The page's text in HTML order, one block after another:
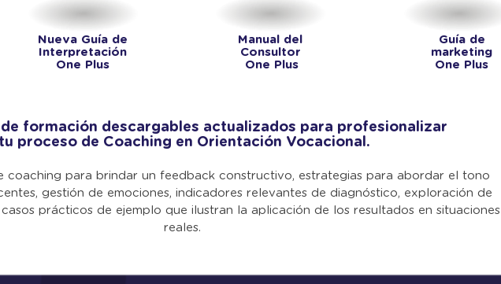
Nueva Guía de
Interpretación
One Plus
Manual del
Consultor
One Plus
Guía de
marketing
One Plus
formación descargables actualizados para profesionalizar
tu proceso de Coaching en Orientación Vocacional.
coaching para brindar un feedback constructivo, estrategias para abordar el tono
gestión de emociones, indicadores relevantes de diagnóstico, exploración de
prácticos de ejemplo que ilustran la aplicación de los resultados en situaciones
reales.